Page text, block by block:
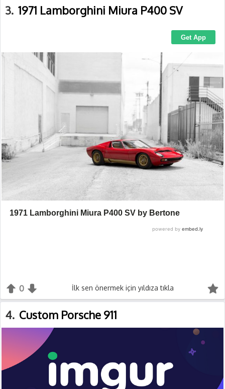
3 1971 Lamborghini Miura P400 SV
0 -1
İlk sen önermek için yıldıza tıkla
4 Custom Porsche 911